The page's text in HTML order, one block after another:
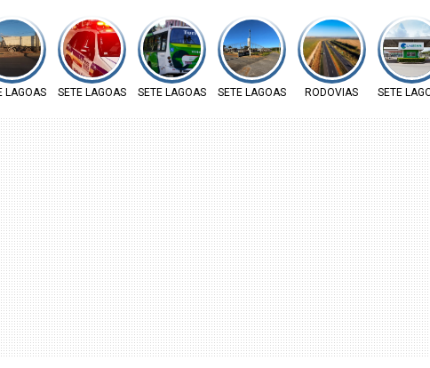
LAGOAS SETE LAGOAS SETE LAGOAS SETE LAGOAS RODOVIAS SETE